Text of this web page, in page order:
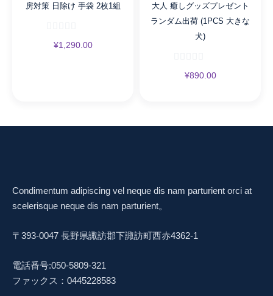
房対策 日除け 手袋 2枚1組
¥1,290.00
大人 癒しグッズプレゼント
ランダム出荷 (1PCS 大きな
犬)
¥890.00
Condimentum adipiscing vel neque dis nam parturient orci at
scelerisque neque dis nam parturient。
〒393-0047 長野県諏訪郡下諏訪町西赤4362-1
電話番号:050-5809-321
ファックス：0445228583